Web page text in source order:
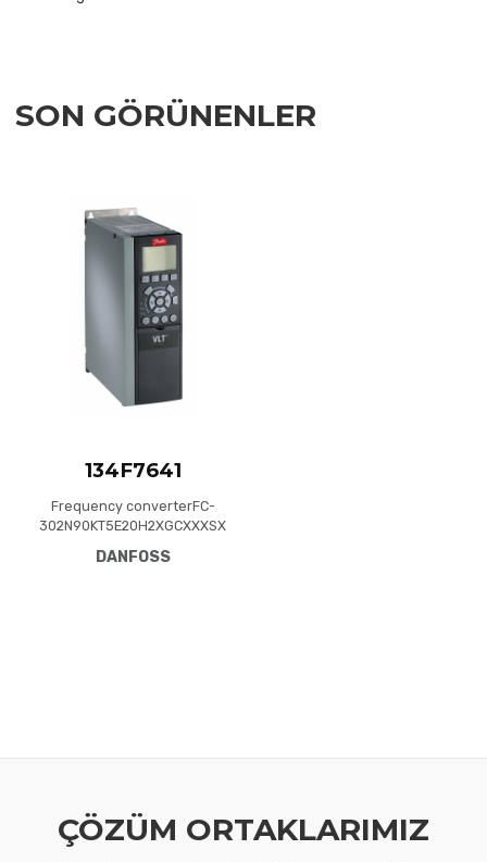
SON GÖRÜNENLER
134F7641
Frequency converterFC-
302N90KT5E20H2XGCXXXSX
AutomationDrive FC-
DANFOSS
ÇÖZÜM ORTAKLARIMIZ